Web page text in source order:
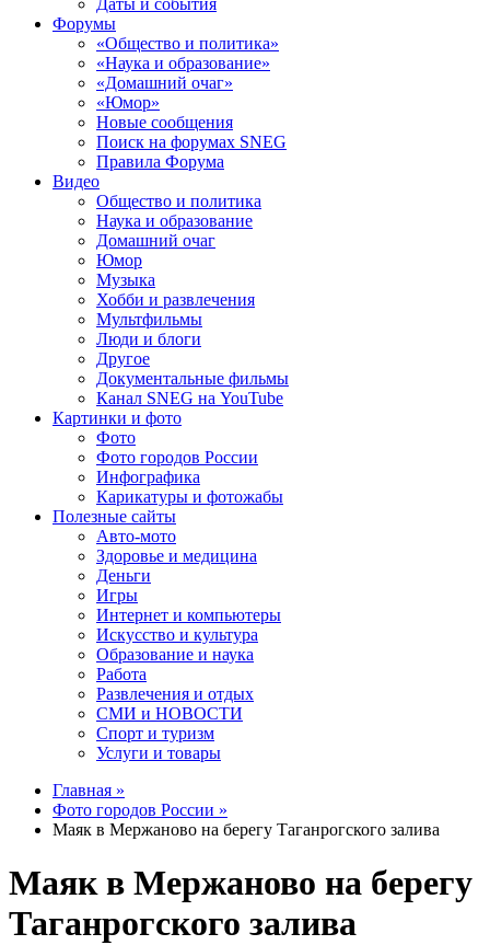
Даты и события
Форумы
«Общество и политика»
«Наука и образование»
«Домашний очаг»
«Юмор»
Новые сообщения
Поиск на форумах SNEG
Правила Форума
Видео
Общество и политика
Наука и образование
Домашний очаг
Юмор
Музыка
Хобби и развлечения
Мультфильмы
Люди и блоги
Другое
Документальные фильмы
Канал SNEG на YouTube
Картинки и фото
Фото
Фото городов России
Инфографика
Карикатуры и фотожабы
Полезные сайты
Авто-мото
Здоровье и медицина
Деньги
Игры
Интернет и компьютеры
Искусство и культура
Образование и наука
Работа
Развлечения и отдых
СМИ и НОВОСТИ
Спорт и туризм
Услуги и товары
Главная »
Фото городов России »
Маяк в Мержаново на берегу Таганрогского залива
Маяк в Мержаново на берегу
Таганрогского залива